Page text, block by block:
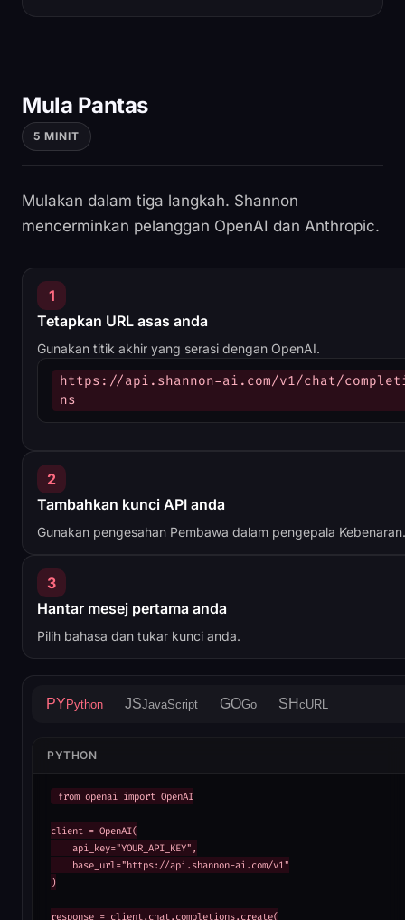
Mula Pantas
5 MINIT
Mulakan dalam tiga langkah. Shannon
mencerminkan pelanggan OpenAI dan Anthropic.
1
Tetapkan URL asas anda
Gunakan titik akhir yang serasi dengan OpenAI.
https://api.shannon-ai.com/v1/chat/
ns
2
Tambahkan kunci API anda
Gunakan pengesahan Pembawa dalam pengepala Kebenaran.
3
Hantar mesej pertama anda
Pilih bahasa dan tukar kunci anda.
PYPython JSJavaScript GOGo SH cURL
PYTHON
from openai import OpenAI
client = OpenAI(
    api_key="YOUR_API_KEY",
    base_url="https://api.shannon-ai.com/v1"
)
response = client.chat.completions.create(